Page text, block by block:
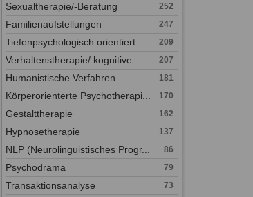
Sexualtherapie/-Beratung 252
Familienaufstellungen 247
Tiefenpsychologisch orientiert... 209
Verhaltenstherapie/ kognitive... 207
Humanistische Verfahren 181
Körperorienterte Psychotherapi... 170
Gestalttherapie 162
Hypnosetherapie 137
NLP (Neurolinguistisches Progr... 86
Psychodrama 79
Transaktionsanalyse 73